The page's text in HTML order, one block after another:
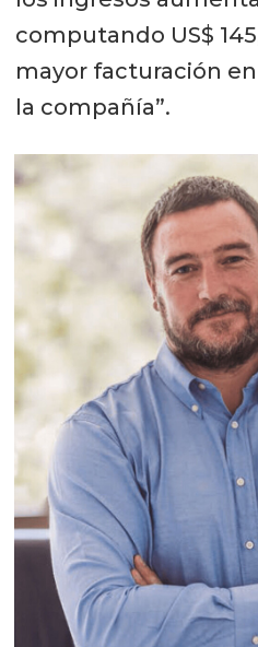
computando US$
mayor facturación
la compañía”.